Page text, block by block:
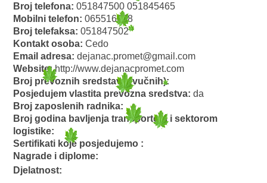
Broj telefona:051847500 051845465
Mobilni telefon:065516008
Broj telefaksa:051847502
Kontakt osoba:Cedo
Email adresa:dejanac.promet@gmail.com
Website:http://www.dejanacpromet.com
Broj prevoznih sredstava (vučnih):
Posjedujem vlastita prevozna sredstva:da
Broj zaposlenih radnika:
Broj godina bavljenja transportom i sektorom
logistike:
Sertifikati koje posjedujemo :
Nagrade i diplome:
Djelatnost: